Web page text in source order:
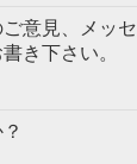
意見、メッセ
き下さい。